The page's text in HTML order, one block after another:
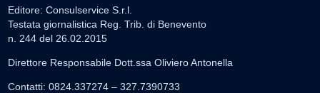
Editore: Consulservice S.r.l.
Testata giornalistica Reg. Trib. di Benevento
n. 244 del 26.02.2015
Direttore Responsabile Dott.ssa Oliviero Antonella
Contatti: 0824.337274 – 327.7390733